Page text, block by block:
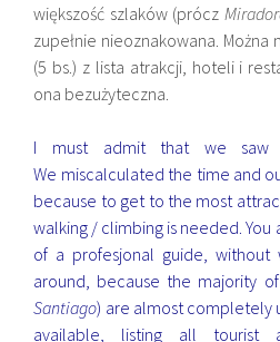
większość szlaków (prócz
zupełnie nieoznakowana. Można
(5 bs.) z lista atrakcji, hoteli i
ona bezużyteczna.
I must admit that we saw
We miscalculated the time and
because to get to the most
walking / climbing is needed. You
of a profesjonal guide, without
around, because the majority
Santiago) are almost completely
available, listing all tourist